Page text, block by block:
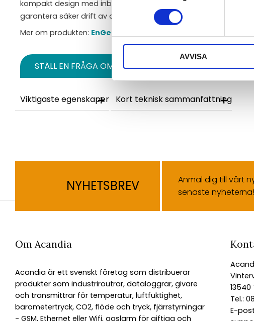
AVVISA
kompakt design med inbyggt skydd mot överspänning och
garantera säker drift av din dyrbara utrustning.
Mer om produkten: EnGenius EPA5060XBT – 10 Gigabit PoE++
STÄLL EN FRÅGA OM PRODUKTEN
Viktigaste egenskaper Kort teknisk sammanfattning
NYHETSBREV
Anmäl dig till vårt
senaste nyheterna!
Om Acandia
Acandia är ett svenskt företag som distribuerar
produkter som industriroutrar, dataloggrar, givare
och transmittrar för temperatur, luftfuktighet,
barometertryck, CO2, flöde och tryck, fjärrstyrningar
- GSM, Ethernet eller Wifi, gaslarm för giftiga och
13540
Tel.:
E-